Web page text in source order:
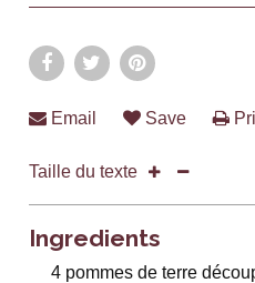
Email Save
Taille du texte
Ingredients
4 pommes de terre